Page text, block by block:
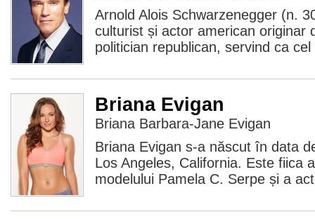
Arnold Alois Schwarzenegger (n.
culturist și actor american originar
politician republican, servind ca cel
Briana Evigan
Briana Barbara-Jane Evigan
Briana Evigan s-a născut în data
Los Angeles, California. Este fiica
modelului Pamela C. Serpe și a